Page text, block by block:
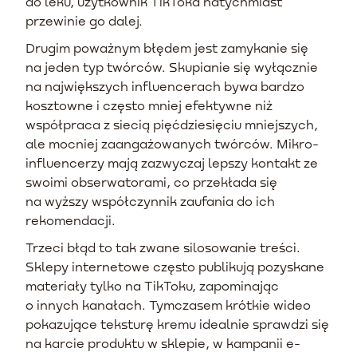
przewinie go dalej.
Drugim poważnym błędem jest zamykanie się
na jeden typ twórców. Skupianie się wyłącznie
na największych influencerach bywa bardzo
kosztowne i często mniej efektywne niż
współpraca z siecią pięćdziesięciu mniejszych,
ale mocniej zaangażowanych twórców. Mikro-
influencerzy mają zazwyczaj lepszy kontakt ze
swoimi obserwatorami, co przekłada się
na wyższy współczynnik zaufania do ich
rekomendacji.
Trzeci błąd to tak zwane silosowanie treści.
Sklepy internetowe często publikują pozyskane
materiały tylko na TikToku, zapominając
o innych kanałach. Tymczasem krótkie wideo
pokazujące teksturę kremu idealnie sprawdzi się
na karcie produktu w sklepie, w kampanii e-